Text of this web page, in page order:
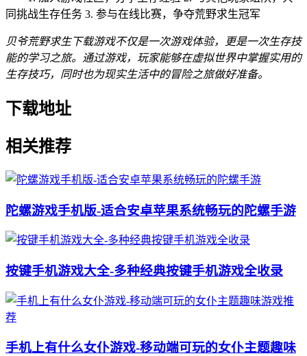
同挑战生存任务 3. 参与在线比赛，争夺荒野求生冠军
贝爷荒野求生下载游戏不仅是一次游戏体验，更是一次生存技
能的学习之旅。通过游戏，玩家能够在虚拟世界中掌握实用的
生存技巧，同时也为现实生活中的冒险之旅做好准备。
下载地址
相关推荐
陀螺游戏手机版-适合安卓苹果系统畅玩的陀螺手游
按键手机游戏大全-多种经典按键手机游戏全收录
手机上有什么女仆游戏-移动端可玩的女仆主题趣味